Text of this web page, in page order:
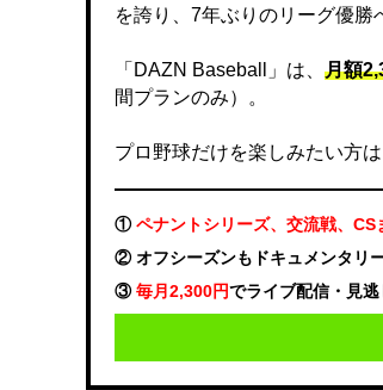
を誇り、7年ぶりのリーグ優勝
「DAZN Baseball」は、 月額
間プランのみ）。
プロ野球だけを楽しみたい方は
①ペナントシリーズ、交流戦、CS
② オフシーズンもドキュメンタリ
③毎月2,300円でライブ配信・見